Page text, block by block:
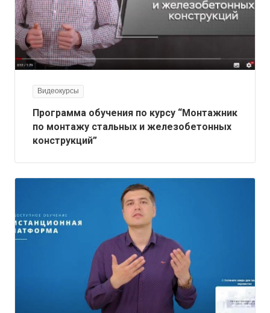
Видеокурсы
Программа обучения по курсу “Монтажник
по монтажу стальных и железобетонных
конструкций”